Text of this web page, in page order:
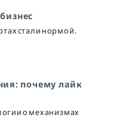
стали нормой.
почему лайк
о механизмах